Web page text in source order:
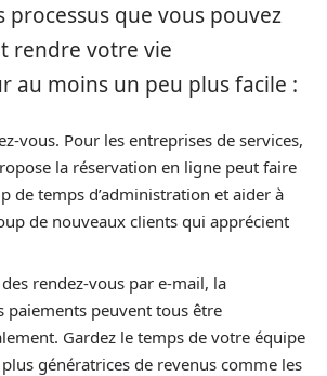
processus que vous pouvez
rendre votre vie
au moins un peu plus facile :
vous. Pour les entreprises de services,
la réservation en ligne peut faire
de temps d’administration et aider à
de nouveaux clients qui apprécient
rendez-vous par e-mail, la
paiements peuvent tous être
Gardez le temps de votre équipe
génératrices de revenus comme les